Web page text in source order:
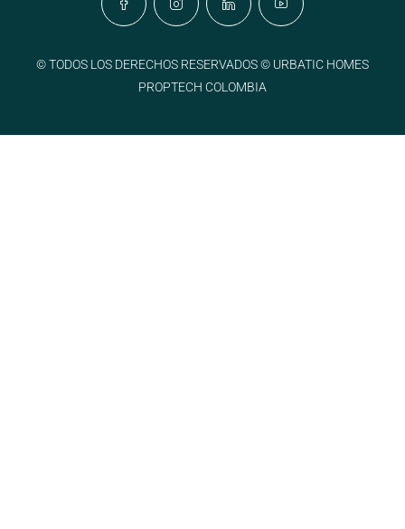
© TODOS LOS DERECHOS RESERVADOS © URBATIC HOMES
PROPTECH COLOMBIA